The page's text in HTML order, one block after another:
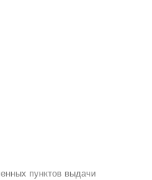
пунктов выдачи